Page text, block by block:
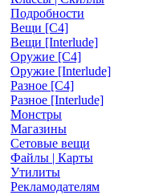
Подробности
Вещи [С4]
Вещи [Interlude]
Оружие [С4]
Оружие [Interlude]
Разное [C4]
Разное [Interlude]
Монстры
Магазины
Сетовые вещи
Файлы | Карты
Утилиты
Рекламодателям